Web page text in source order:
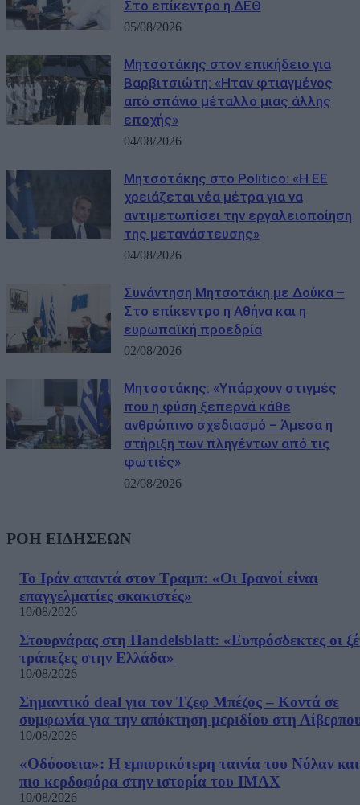
Στο επίκεντρο η ΔΕΘ
05/08/2026
Μητσοτάκης στον επικήδειο για
Βαρβιτσιώτη: «Ηταν φτιαγμένος
από σπάνιο μέταλλο μιας άλλης
εποχής»
04/08/2026
Μητσοτάκης στο Politico: «Η ΕΕ
χρειάζεται νέα μέτρα για να
αντιμετωπίσει την εργαλειοποίηση
της μετανάστευσης»
04/08/2026
Συνάντηση Μητσοτάκη με Δούκα –
Στο επίκεντρο η Αθήνα και η
ευρωπαϊκή προεδρία
02/08/2026
Μητσοτάκης: «Υπάρχουν στιγμές
που η φύση ξεπερνά κάθε
ανθρώπινο σχεδιασμό – Άμεσα η
στήριξη των πληγέντων από τις
φωτιές»
02/08/2026
ΡΟΗ ΕΙΔΗΣΕΩΝ
Το Ιράν απαντά στον Τραμπ: «Οι Ιρανοί είναι
επαγγελματίες σκακιστές»
10/08/2026
Στουρνάρας στη Handelsblatt: «Ευπρόσδεκτες οι
τράπεζες στην Ελλάδα»
10/08/2026
Σημαντικό deal για τον Τζεφ Μπέζος – Κοντά σε
συμφωνία για την απόκτηση μεριδίου στη
10/08/2026
«Οδύσσεια»: Η εμπορικότερη ταινία του Νόλαν
πιο κερδοφόρα στην ιστορία του IMAX
10/08/2026